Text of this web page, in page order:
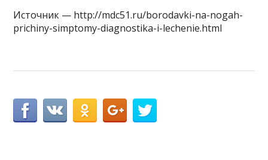
Источник — http://mdc51.ru/borodavki-na-nogah-
prichiny-simptomy-diagnostika-i-lechenie.html